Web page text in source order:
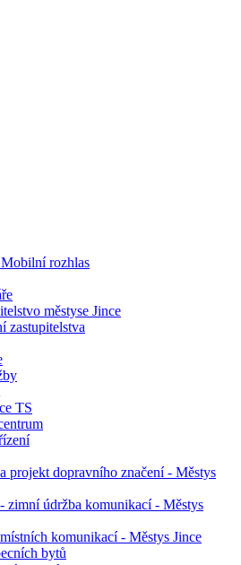
rozhlas
městyse Jince
zastupitelstva
TS
projekt dopravního značení - Městys
zimní údržba komunikací - Městys
komunikací - Městys Jince
bytů